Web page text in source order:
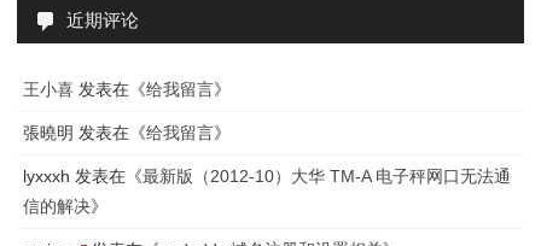
近期评论
王小喜 发表在《给我留言》
張曉明 发表在《给我留言》
lyxxxh 发表在《最新版（2012-10）大华 TM-A 电子秤网口无法通
信的解决》